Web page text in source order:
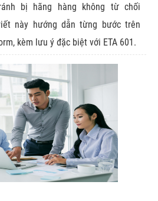
bị hãng hàng không từ chối
này hướng dẫn từng bước trên
kèm lưu ý đặc biệt với ETA 601.